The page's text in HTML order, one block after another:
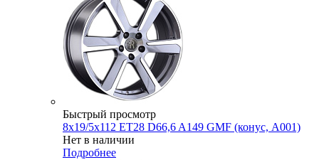
Быстрый просмотр
8x19/5x112 ET28 D66,6 A149 GMF (конус, A001)
Нет в наличии
Подробнее